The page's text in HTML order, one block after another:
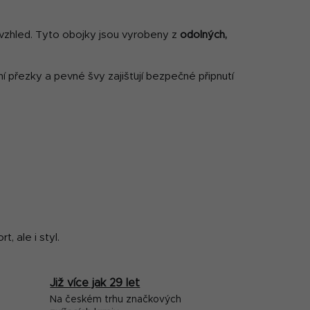
Tyto obojky jsou vyrobeny z odolných,
přezky a pevné švy zajišťují bezpečné připnutí
ale i styl.
Již více jak 29 let
Na českém trhu značkových